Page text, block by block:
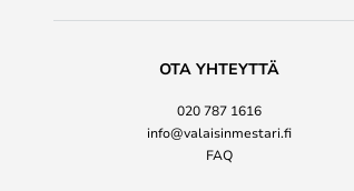
OTA YHTEYTTÄ
020 787 1616
info@valaisinmestari.fi
FAQ